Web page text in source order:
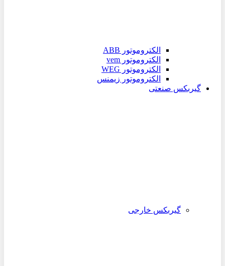
الکتروموتور ABB
الکتروموتور vem
الکتروموتور WEG
الکتروموتور زیمنس
گیربکس صنعتی
گیربکس خارجی